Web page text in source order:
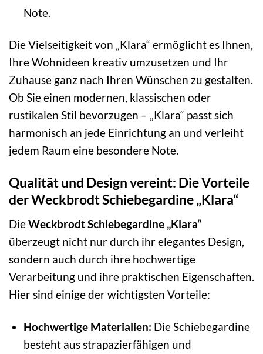
Note.
Die Vielseitigkeit von „Klara“ ermöglicht es Ihnen,
Ihre Wohnideen kreativ umzusetzen und Ihr
Zuhause ganz nach Ihren Wünschen zu gestalten.
Ob Sie einen modernen, klassischen oder
rustikalen Stil bevorzugen – „Klara“ passt sich
harmonisch an jede Einrichtung an und verleiht
jedem Raum eine besondere Note.
Qualität und Design vereint: Die Vorteile
der Weckbrodt Schiebegardine „Klara“
DieWeckbrodt Schiebegardine „Klara“
überzeugt nicht nur durch ihr elegantes Design,
sondern auch durch ihre hochwertige
Verarbeitung und ihre praktischen Eigenschaften.
Hier sind einige der wichtigsten Vorteile:
Hochwertige Materialien: Die Schiebegardine
besteht aus strapazierfähigen und